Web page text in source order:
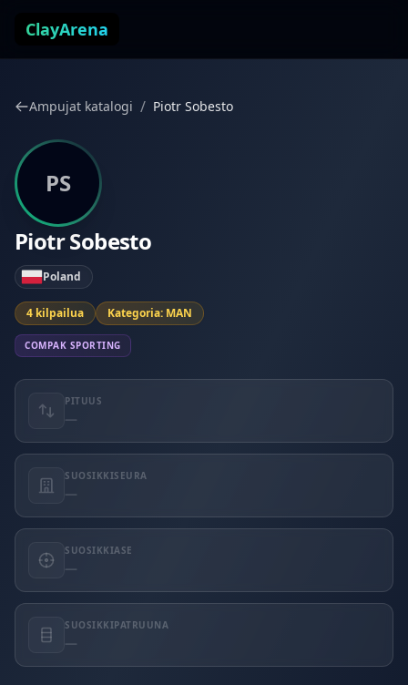
ClayArena
Ampujat katalogi / Piotr Sobesto
PS
Piotr Sobesto
Poland
4 kilpailua Kategoria: MAN
COMPAK SPORTING
PITUUS
—
SUOSIKKISEURA
—
SUOSIKKIASE
—
SUOSIKKIPATRUUNA
—